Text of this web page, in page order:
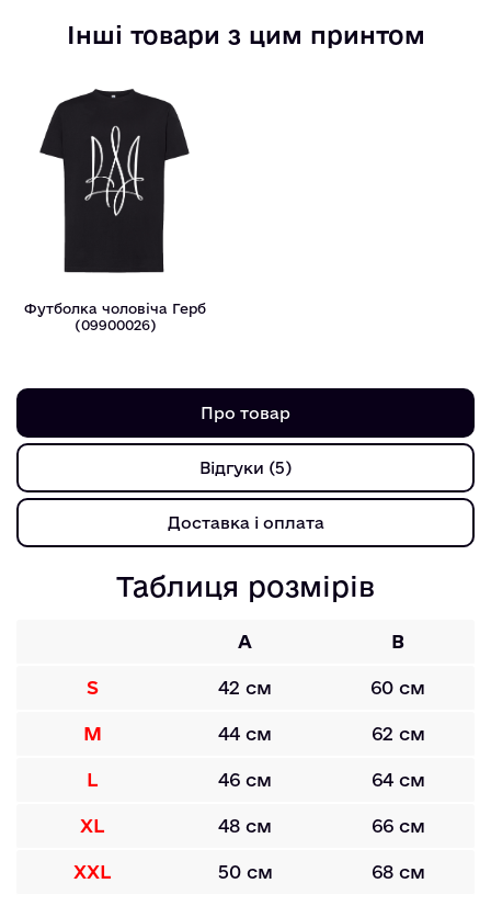
Інші товари з цим принтом
Футболка чоловіча Герб
(09900026)
Про товар
Відгуки (5)
Доставка і оплата
Таблиця розмірів
A B
S 42 см 60 см
M 44 см 62 см
L 46 см 64 см
XL 48 см 66 см
XXL 50 см 68 см